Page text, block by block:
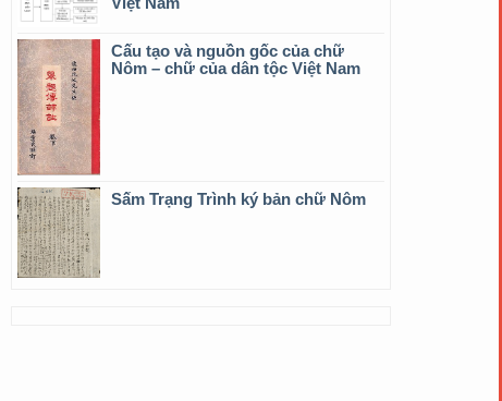
Cấu tạo và nguồn gốc của chữ
Nôm – chữ của dân tộc Việt Nam
Sấm Trạng Trình ký bản chữ Nôm